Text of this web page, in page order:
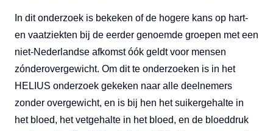
In dit onderzoek is bekeken of de hogere kans op hart-
en vaatziekten bij de eerder genoemde groepen met een
niet-Nederlandse afkomst óók geldt voor mensen
zónderovergewicht. Om dit te onderzoeken is in het
HELIUS onderzoek gekeken naar alle deelnemers
zonder overgewicht, en is bij hen het suikergehalte in
het bloed, het vetgehalte in het bloed, en de bloeddruk